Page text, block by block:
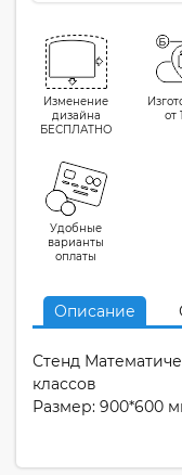
Изменение
дизайна
БЕСПЛАТНО
от
Удобные
варианты
оплаты
Описание
Стенд
классов
Размер: 900*600